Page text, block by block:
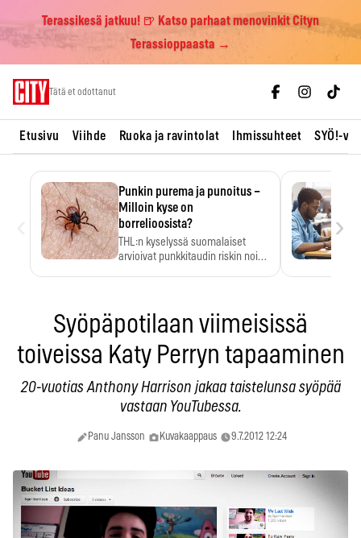
Terassikesä jatkuu! 🍺 Katso parhaat menovinkit Cityn
Terassioppaasta →
Tätä et odottanut
Etusivu Viihde Ruoka ja ravintolat Ihmissuhteet SYÖ!-
Punkin purema ja punoitus –
Milloin kyse on
borrelioosista?
THL:n kyselyssä suomalaiset
arvioivat punkkitaudin riskin noin
›
Syöpäpotilaan viimeisissä
toiveissa Katy Perryn tapaaminen
20-vuotias Anthony Harrison jakaa taistelunsa syöpää
vastaan YouTubessa.
Panu Jansson Kuvakaappaus 9.7.2012 12:24